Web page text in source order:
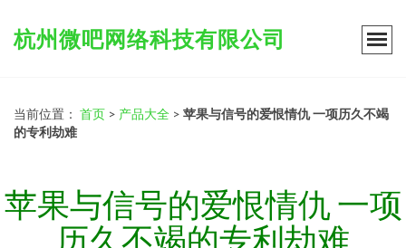
杭州微吧网络科技有限公司
当前位置： 首页 > 产品大全 > 苹果与信号的爱恨情仇 一项历久不竭
的专利劫难
苹果与信号的爱恨情仇 一项
历久不竭的专利劫难